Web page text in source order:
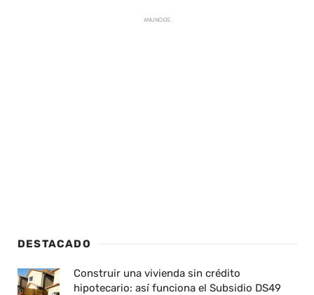
ANUNCIOS
DESTACADO
Construir una vivienda sin crédito
hipotecario: así funciona el Subsidio DS49